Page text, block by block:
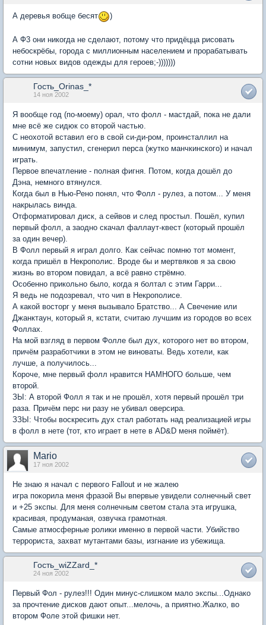
А деревья вобще бесят )
А Ф3 они никогда не сделают, потому что придёцца рисовать
небоскрёбы, города с миллионным населением и прорабатывать
сотни новых видов одежды для героев;-)))))))
Гость_Orinas_*
14 ноя 2002
Я вообще год (по-моему) орал, что фолл - мастдай, пока не дали
мне всё же сидюк со второй частью.
С неохотой вставил его в свой си-ди-ром, проинсталлил на
минимум, запустил, сгенерил перса (жутко манчкинского) и начал
играть.
Первое впечатление - полная фигня. Потом, когда дошёл до
Дэна, немного втянулся.
Когда был в Нью-Рено понял, что Фолл - рулез, а потом... У меня
накрылась винда.
Отформатировал диск, а сейвов и след простыл. Пошёл, купил
первый фолл, а заодно скачал фаллаут-квест (который прошёл
за один вечер).
В Фолл первый я играл долго. Как сейчас помню тот момент,
когда пришёл в Некрополис. Вроде бы и мертвяков я за свою
жизнь во втором повидал, а всё равно стрёмно.
Особенно прикольно было, когда я болтал с этим Гарри...
Я ведь не подозревал, что чип в Некрополисе.
А какой восторг у меня вызывало Братство... А Свечение или
Джанктаун, который я, кстати, считаю лучшим из городов во всех
Фоллах.
На мой взгляд в первом Фолле был дух, которого нет во втором,
причём разработчики в этом не виноваты. Ведь хотели, как
лучше, а получилось...
Короче, мне первый фолл нравится НАМНОГО больше, чем
второй.
ЗЫ: А второй Фолл я так и не прошёл, хотя первый прошёл три
раза. Причём перс ни разу не убивал оверсира.
ЗЗЫ: Чтобы воскресить дух стал работать над реализацией игры
в фолл в нете (тот, кто играет в нете в AD&D меня поймёт).
Mario
17 ноя 2002
Не знаю я начал с первого Fallout и не жалею
игра покорила меня фразой Вы впервые увидели солнечный свет
и +25 экспы. Для меня солнечным светом стала эта игрушка,
красивая, продуманая, озвучка грамотная.
Самые атмосферные ролики именно в первой части. Убийство
террориста, захват мутантами базы, изгнание из убежища.
Гость_wiZZard_*
24 ноя 2002
Первый Фол - рулез!!! Один минус-слишком мало экспы...Однако
за прочтение дисков дают опыт...мелочь, а приятно.Жалко, во
втором Фоле этой фишки нет.